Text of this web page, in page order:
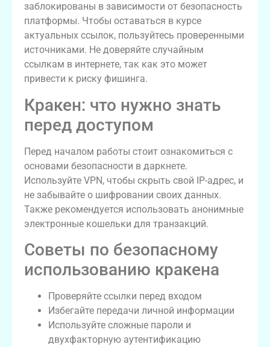
заблокированы в зависимости от безопасность
платформы. Чтобы оставаться в курсе
актуальных ссылок, пользуйтесь проверенными
источниками. Не доверяйте случайным
ссылкам в интернете, так как это может
привести к риску фишинга.
Кракен: что нужно знать
перед доступом
Перед началом работы стоит ознакомиться с
основами безопасности в даркнете.
Используйте VPN, чтобы скрыть свой IP-адрес, и
не забывайте о шифровании своих данных.
Также рекомендуется использовать анонимные
электронные кошельки для транзакций.
Советы по безопасному
использованию кракена
Проверяйте ссылки перед входом
Избегайте передачи личной информации
Используйте сложные пароли и
двухфакторную аутентификацию